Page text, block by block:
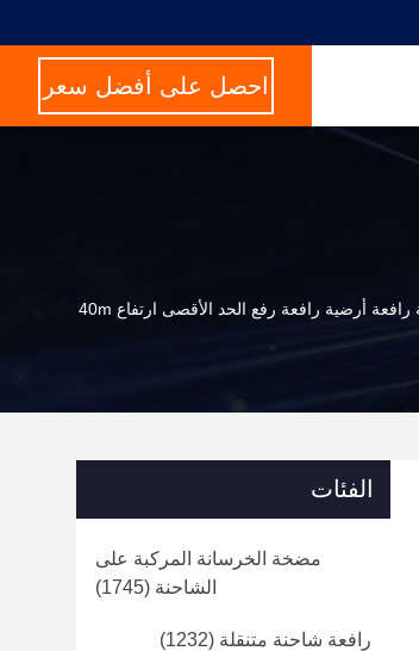
احصل على أفضل سعر
الفئات
مضخة الخرسانة المركبة على
الشاحنة (1745)
رافعة شاحنة متنقلة (1232)